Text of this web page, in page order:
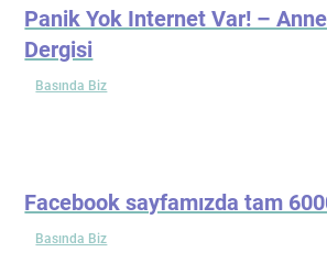
Panik Yok Internet Var! –
Dergisi
Basında Biz
Facebook sayfamızda tam
Basında Biz